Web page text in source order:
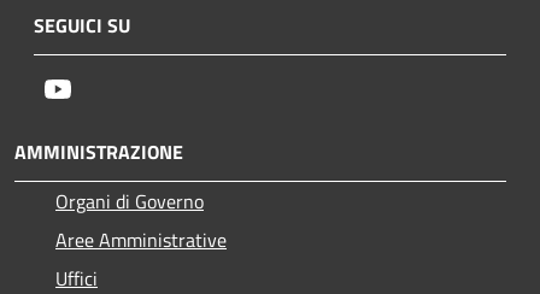
SEGUICI SU
AMMINISTRAZIONE
Organi di Governo
Aree Amministrative
Uffici